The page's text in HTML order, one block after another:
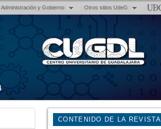
Administración y Gobierno Otros sitios UdeG
CONTENIDO DE LA REVISTA